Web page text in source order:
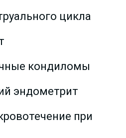
цикла
кондиломы
эндометрит
при